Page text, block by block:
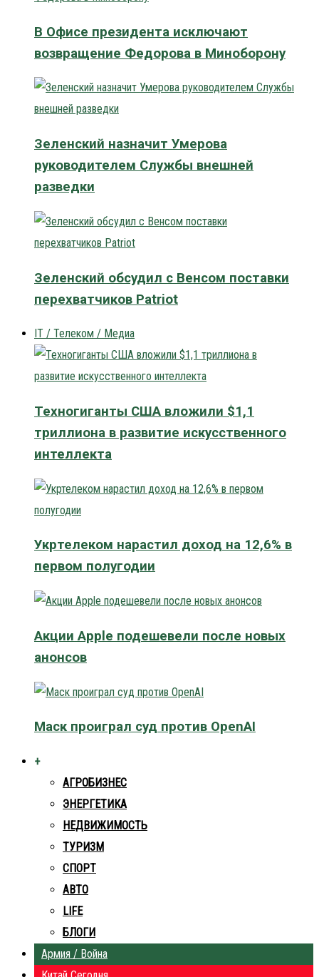
В Офисе президента исключают
возвращение Федорова в Миноборону
Зеленский назначит Умерова
руководителем Службы внешней
разведки
Зеленский обсудил с Венсом поставки
перехватчиков Patriot
IT / Телеком / Медиа
Техногиганты США вложили $1,1
триллиона в развитие искусственного
интеллекта
Укртелеком нарастил доход на 12,6% в
первом полугодии
Акции Apple подешевели после новых
анонсов
Маск проиграл суд против OpenAI
+
АГРОБИЗНЕС
ЭНЕРГЕТИКА
НЕДВИЖИМОСТЬ
ТУРИЗМ
СПОРТ
АВТО
LIFE
БЛОГИ
Армия / Война